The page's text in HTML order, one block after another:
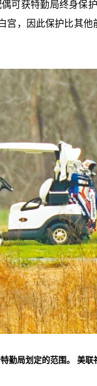
可获特勤局终身保
宫，因此保护比其
勤局划定的范围。 美联